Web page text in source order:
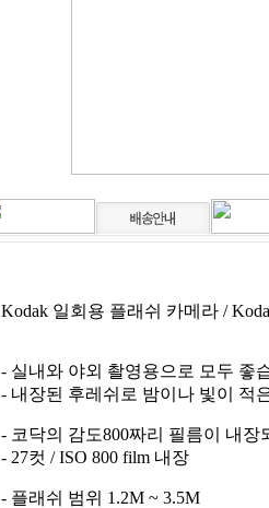
Kodak 일회용 플래쉬 카메라 /
- 실내와 야외 촬영용으로 모두 좋
- 내장된 후레쉬로 밤이나 빛이 적
- 코닥의 감도800짜리 필름이 내
- 27컷 / ISO 800 film 내장
- 플래쉬 범위 1.2M ~ 3.5M